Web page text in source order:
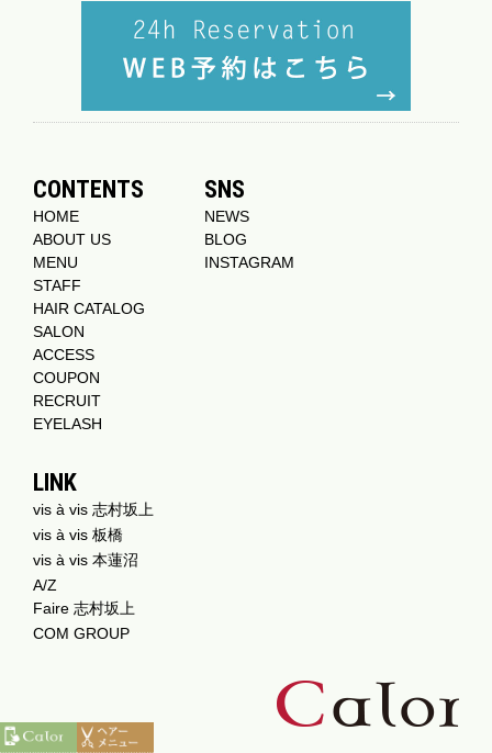
CONTENTS
HOME
ABOUT US
MENU
STAFF
HAIR CATALOG
SALON
ACCESS
COUPON
RECRUIT
EYELASH
SNS
NEWS
BLOG
INSTAGRAM
LINK
vis à vis 志村坂上
vis à vis 板橋
vis à vis 本蓮沼
A/Z
Faire 志村坂上
COM GROUP